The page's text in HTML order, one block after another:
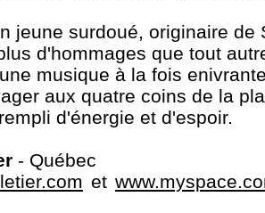
jeune surdoué, originaire de
d'hommages que tout
musique à la fois
aux quatre coins de la
d'énergie et d'espoir.
- Québec
et